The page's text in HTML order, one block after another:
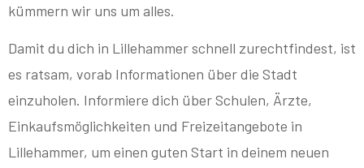
kümmern wir uns um alles.
Damit du dich in Lillehammer schnell zurechtfindest, ist
es ratsam, vorab Informationen über die Stadt
einzuholen. Informiere dich über Schulen, Ärzte,
Einkaufsmöglichkeiten und Freizeitangebote in
Lillehammer, um einen guten Start in deinem neuen